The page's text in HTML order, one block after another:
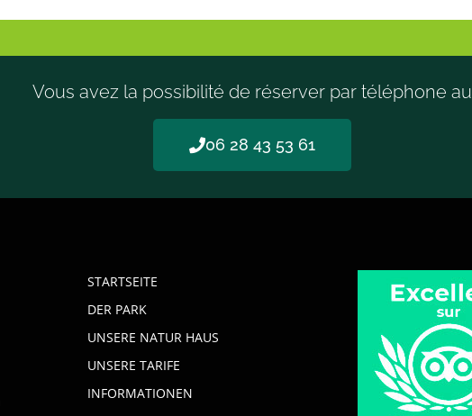
Vous avez la possibilité de réserver par téléphone au
06 28 43 53 61
STARTSEITE
DER PARK
UNSERE NATUR HAUS
UNSERE TARIFE
INFORMATIONEN